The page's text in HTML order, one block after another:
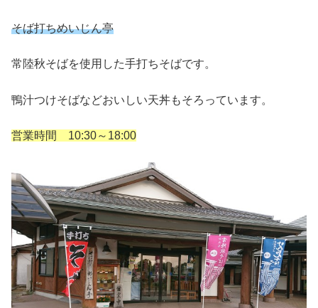
そば打ちめいじん亭
常陸秋そばを使用した手打ちそばです。
鴨汁つけそばなどおいしい天丼もそろっています。
営業時間 10:30～18:00